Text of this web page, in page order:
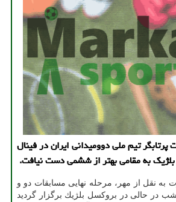
تیم ملی دوومیدانی ایران در فینال
بلژیك به مقامی بهتر از ششمی دست نیافت.
به نقل از مهر، مرحله نهایی مسابقات دو و
در حالی در بروكسل بلژیك برگزار گردید